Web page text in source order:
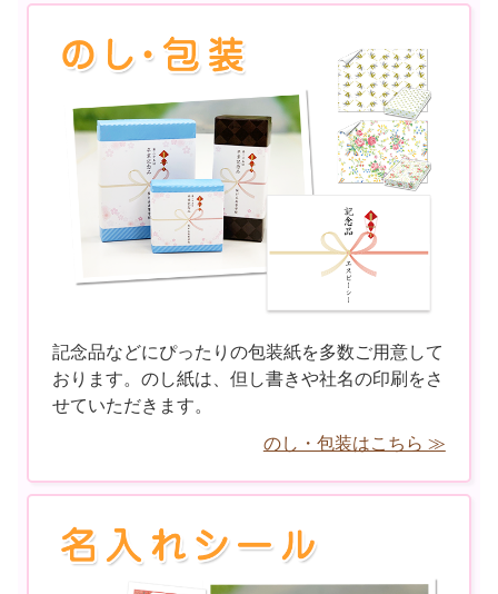
記念品などにぴったりの包装紙を多数ご用意して
おります。のし紙は、但し書きや社名の印刷をさ
せていただきます。
のし・包装はこちら ≫